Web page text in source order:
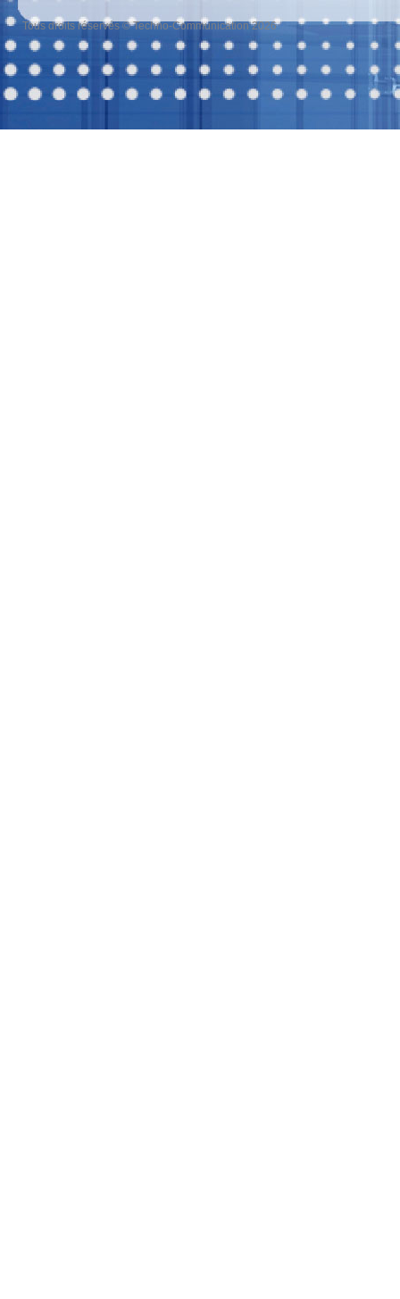
Tous droits réservés © Techno-Communication 2026